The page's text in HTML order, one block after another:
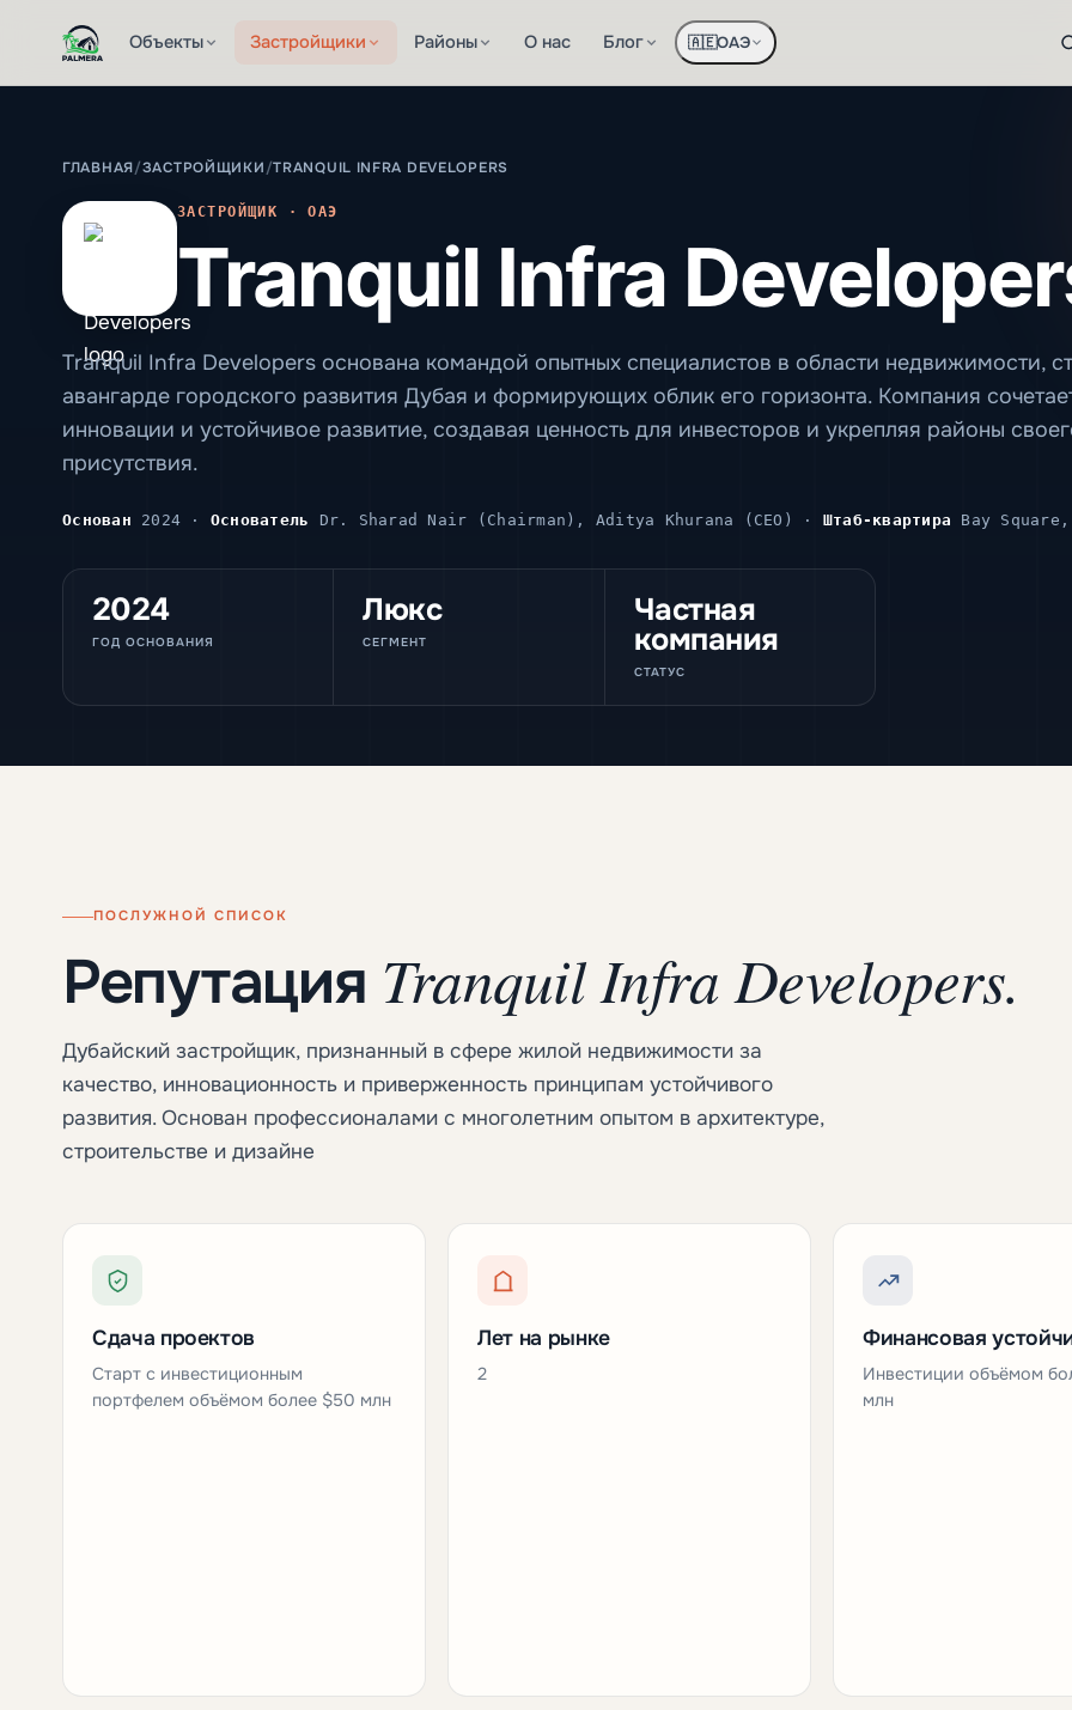
Объекты Застройщики Районы О нас Блог 🇦🇪ОАЭ
ГЛАВНАЯ/ЗАСТРОЙЩИКИ /TRANQUIL INFRA DEVELOPERS
ЗАСТРОЙЩИК · ОАЭ
Tranquil Infra
Tranquil Infra Developers основана командой опытных специалистов в области недвижимости,
авангарде городского развития Дубая и формирующих облик его горизонта. Компания
инновации и устойчивое развитие, создавая ценность для инвесторов и укрепляя районы
присутствия.
Основан 2024 · Основатель Dr. Sharad Nair (Chairman), Aditya Khurana (CEO) · Штаб-квартира Bay
2024
ГОД ОСНОВАНИЯ
Люкс
СЕГМЕНТ
Частная
компания
СТАТУС
ПОСЛУЖНОЙ СПИСОК
Репутация Tranquil Infra Developers.
Дубайский застройщик, признанный в сфере жилой недвижимости за
качество, инновационность и приверженность принципам устойчивого
развития. Основан профессионалами с многолетним опытом в архитектуре,
строительстве и дизайне
Сдача проектов
Старт с инвестиционным
портфелем объёмом более $50 млн
Лет на рынке
2
Финансовая
Инвестиции объёмом
млн